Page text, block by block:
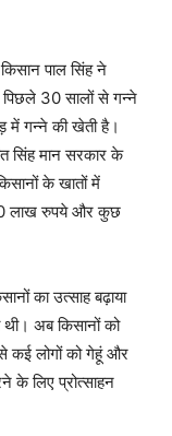
पाल सिंह ने
30 सालों से गन्ने
में गन्ने की खेती है।
सिंह मान सरकार के
के खातों में
लाख रुपये और कुछ
का उत्साह बढ़ाया
अब किसानों को
कई लोगों को गेहूं और
के लिए प्रोत्साहन